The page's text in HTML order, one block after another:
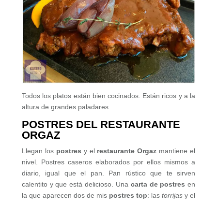
Todos los platos están bien cocinados. Están ricos y a la
altura de grandes paladares.
POSTRES DEL RESTAURANTE
ORGAZ
Llegan los postres y el restaurante Orgaz mantiene el
nivel. Postres caseros elaborados por ellos mismos a
diario, igual que el pan. Pan rústico que te sirven
calentito y que está delicioso. Una carta de postres en
la que aparecen dos de mis postres top: lastorrijas y el